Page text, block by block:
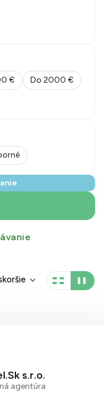
€ Do 2000 €
s.r.o.
agentúra